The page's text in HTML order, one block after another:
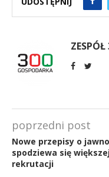
poprzedni post
Nowe przepisy o
spodziewa się
rekrutacji